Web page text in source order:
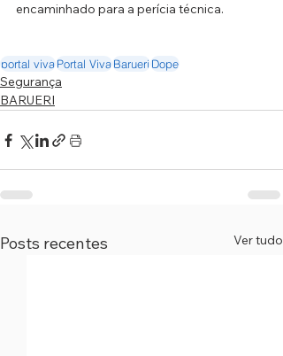
encaminhado para a perícia técnica.
portal vivaPortal VivaBarueri Dope
Segurança
BARUERI
Posts recentes Ver tudo